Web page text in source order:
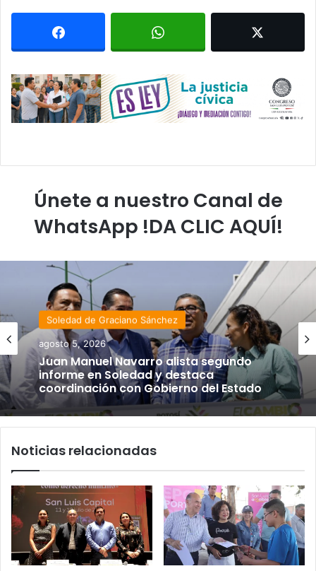
Únete a nuestro Canal de
WhatsApp !DA CLIC AQUÍ!
Soledad de Graciano Sánchez
agosto 5, 2026
Juan Manuel Navarro alista segundo
informe en Soledad y destaca
coordinación con Gobierno del Estado
Noticias relacionadas